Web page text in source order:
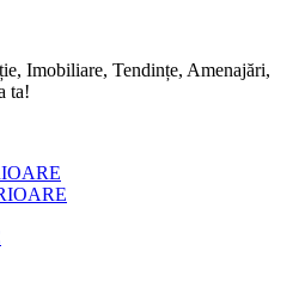
Imobiliare, Tendințe, Amenajări,
ta!